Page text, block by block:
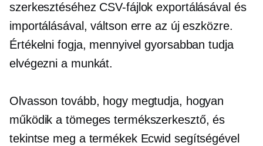
szerkesztéséhez CSV-fájlok exportálásával és
importálásával, váltson erre az új eszközre.
Értékelni fogja, mennyivel gyorsabban tudja
elvégezni a munkát.
Olvasson tovább, hogy megtudja, hogyan
működik a tömeges termékszerkesztő, és
tekintse meg a termékek Ecwid segítségével